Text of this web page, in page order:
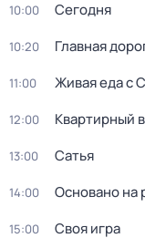
10:00 Сегодня
10:20 Главная
11:00 Живая еда с
12:00 Квартирный
13:00 Сатья
14:00 Основано на
15:00 Своя игра